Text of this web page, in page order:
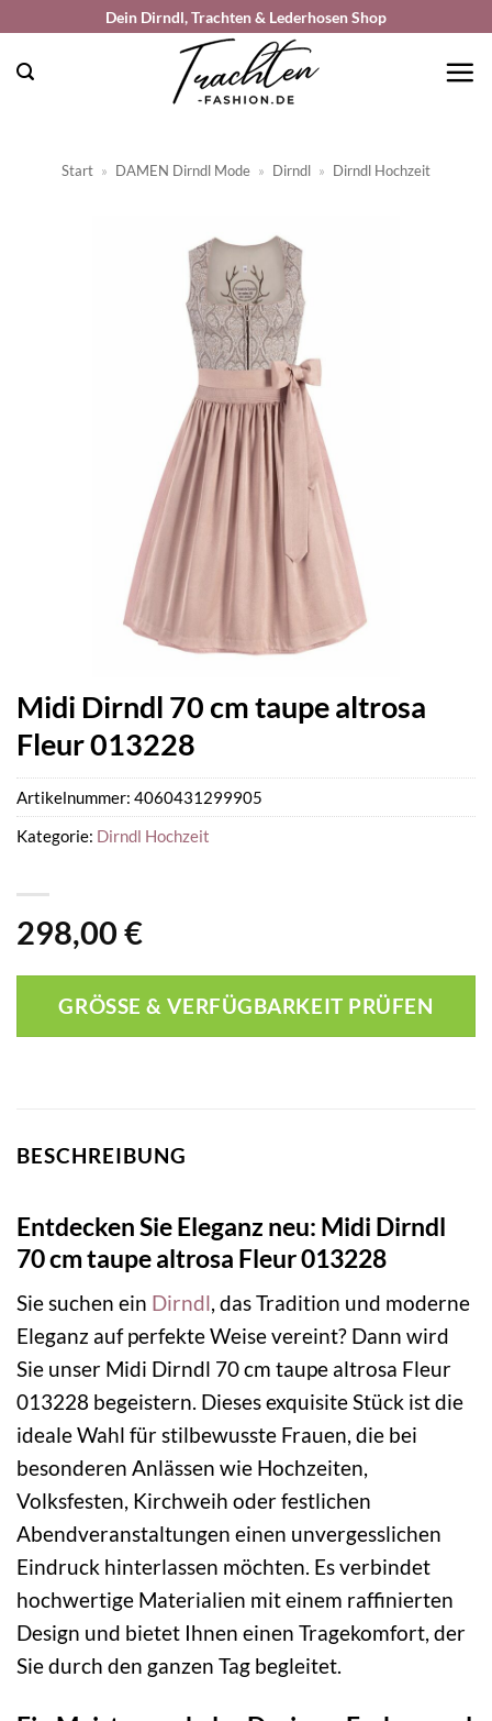
springen
Dein Dirndl, Trachten & Lederhosen Shop
Start » DAMEN Dirndl Mode » Dirndl » Dirndl Hochzeit
Midi Dirndl 70 cm taupe altrosa
Fleur 013228
298,00 €
GRÖSSE & VERFÜGBARKEIT PRÜFEN
Artikelnummer: 4060431299905
Kategorie: Dirndl Hochzeit
BESCHREIBUNG
Entdecken Sie Eleganz neu: Midi Dirndl
70 cm taupe altrosa Fleur 013228
Sie suchen ein Dirndl, das Tradition und moderne
Eleganz auf perfekte Weise vereint? Dann wird
Sie unser Midi Dirndl 70 cm taupe altrosa Fleur
013228 begeistern. Dieses exquisite Stück ist die
ideale Wahl für stilbewusste Frauen, die bei
besonderen Anlässen wie Hochzeiten,
Volksfesten, Kirchweih oder festlichen
Abendveranstaltungen einen unvergesslichen
Eindruck hinterlassen möchten. Es verbindet
hochwertige Materialien mit einem raffinierten
Design und bietet Ihnen einen Tragekomfort, der
Sie durch den ganzen Tag begleitet.